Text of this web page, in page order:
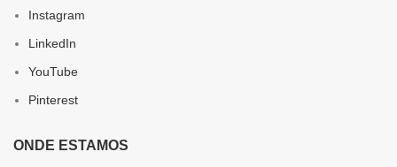
Instagram
LinkedIn
YouTube
Pinterest
ONDE ESTAMOS